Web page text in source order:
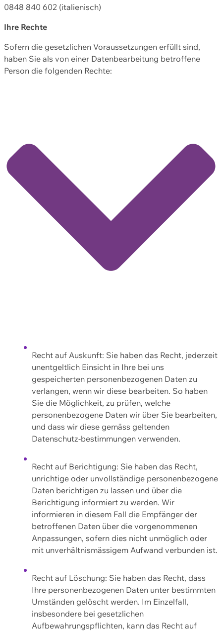
0848 840 602 (italienisch)
Ihre Rechte
Sofern die gesetzlichen Voraussetzungen erfüllt sind,
haben Sie als von einer Datenbearbeitung betroffene
Person die folgenden Rechte:
Recht auf Auskunft: Sie haben das Recht, jederzeit
unentgeltlich Einsicht in Ihre bei uns
gespeicherten personenbezogenen Daten zu
verlangen, wenn wir diese bearbeiten. So haben
Sie die Möglichkeit, zu prüfen, welche
personenbezogene Daten wir über Sie bearbeiten,
und dass wir diese gemäss geltenden
Datenschutz-bestimmungen verwenden.
Recht auf Berichtigung: Sie haben das Recht,
unrichtige oder unvollständige personenbezogene
Daten berichtigen zu lassen und über die
Berichtigung informiert zu werden. Wir
informieren in diesem Fall die Empfänger der
betroffenen Daten über die vorgenommenen
Anpassungen, sofern dies nicht unmöglich oder
mit unverhältnismässigem Aufwand verbunden ist.
Recht auf Löschung: Sie haben das Recht, dass
Ihre personenbezogenen Daten unter bestimmten
Umständen gelöscht werden. Im Einzelfall,
insbesondere bei gesetzlichen
Aufbewahrungspflichten, kann das Recht auf